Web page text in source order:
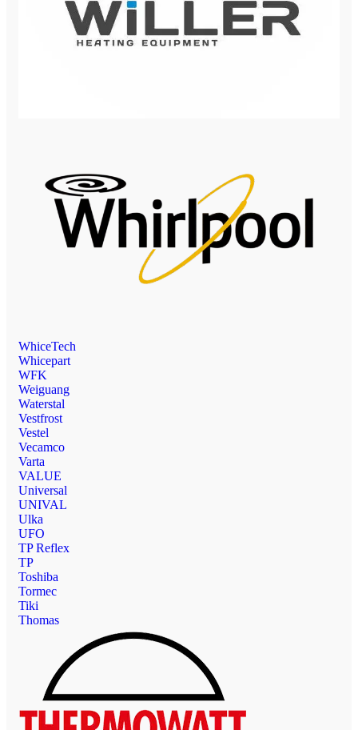
WhiceTech
Whicepart
WFK
Weiguang
Waterstal
Vestfrost
Vestel
Vecamco
Varta
VALUE
Universal
UNIVAL
Ulka
UFO
TP Reflex
TP
Toshiba
Tormec
Tiki
Thomas